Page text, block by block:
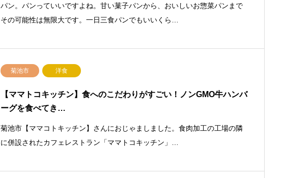
パン。パンっていいですよね。甘い菓子パンから、おいしいお惣菜パンまで
その可能性は無限大です。一日三食パンでもいいくら…
菊池市 洋食
【ママトコキッチン】食へのこだわりがすごい！ノンGMO牛ハンバ
ーグを食べてき…
菊池市【ママコトキッチン】さんにおじゃましました。食肉加工の工場の隣
に併設されたカフェレストラン「ママトコキッチン」…